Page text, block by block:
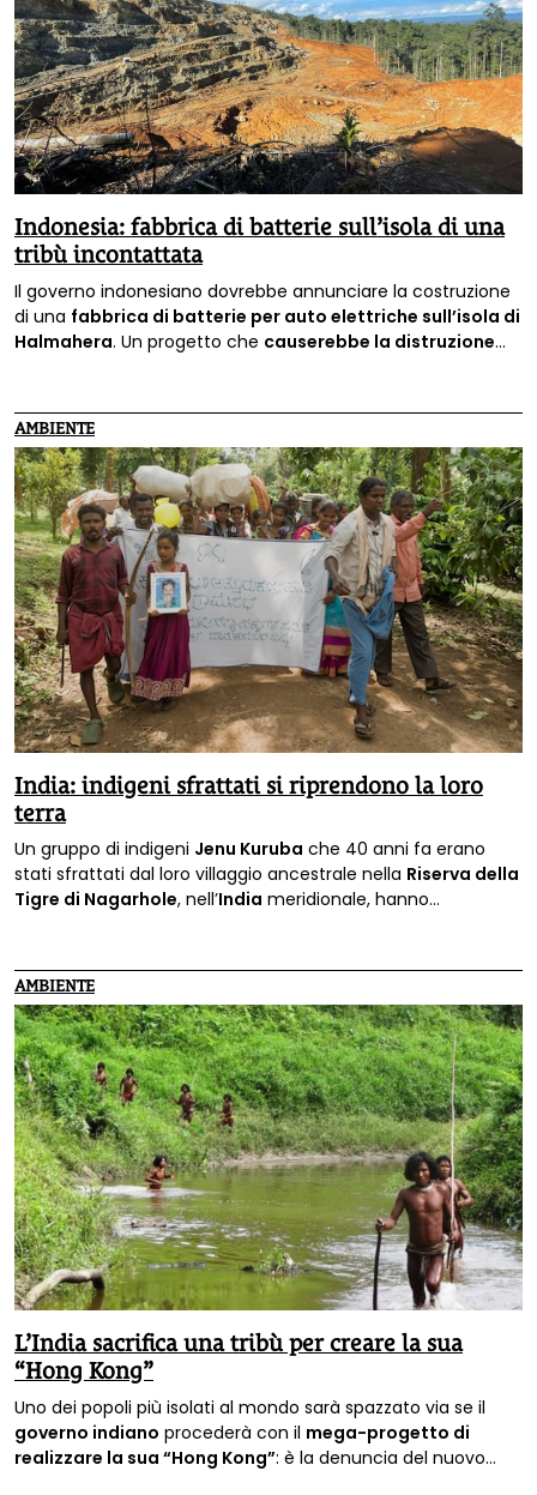
Indonesia: fabbrica di batterie sull’isola di una
tribù incontattata
Il governo indonesiano dovrebbe annunciare la costruzione
di una fabbrica di batterie per auto elettriche sull’isola di
Halmahera. Un progetto che causerebbe la distruzione
AMBIENTE
India: indigeni sfrattati si riprendono la loro
terra
Un gruppo di indigeni Jenu Kuruba che 40 anni fa erano
stati sfrattati dal loro villaggio ancestrale nella Riserva della
Tigre di Nagarhole, nell’India meridionale, hanno
AMBIENTE
L’India sacrifica una tribù per creare la sua
“Hong Kong”
Uno dei popoli più isolati al mondo sarà spazzato via se il
governo indiano procederà con il mega-progetto di
realizzare la sua “Hong Kong”: è la denuncia del nuovo